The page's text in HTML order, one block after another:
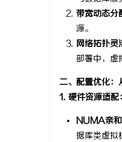
带宽动态分
源。
网络拓扑灵
部署中，虚
二、配置优化：
1. 硬件资源适配
NUMA亲
据库类虚拟